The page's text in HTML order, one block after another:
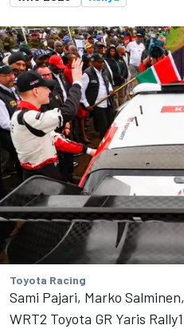
Toyota Racing
Sami Pajari, Marko
WRT2 Toyota GR Yaris Rally1